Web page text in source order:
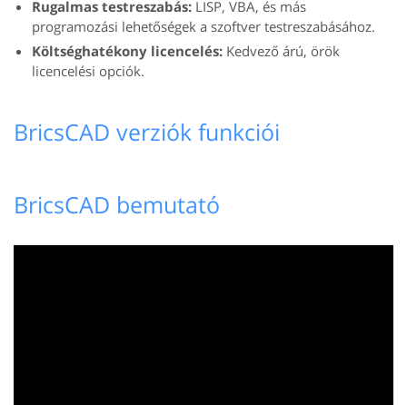
Rugalmas testreszabás: LISP, VBA, és más
programozási lehetőségek a szoftver testreszabásához.
Költséghatékony licencelés: Kedvező árú, örök
licencelési opciók.
BricsCAD verziók funkciói
BricsCAD bemutató